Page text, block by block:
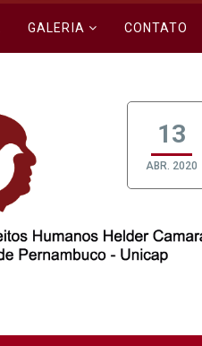
GALERIA CONTATO
13
ABR. 2020